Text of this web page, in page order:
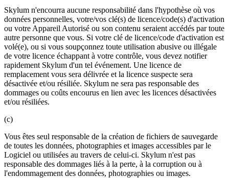
Skylum n'encourra aucune responsabilité dans l'hypothèse où vos
données personnelles, votre/vos clé(s) de licence/code(s) d'activation
ou votre Appareil Autorisé ou son contenu seraient accédés par toute
autre personne que vous. Si votre clé de licence/code d'activation est
volé(e), ou si vous soupçonnez toute utilisation abusive ou illégale
de votre licence échappant à votre contrôle, vous devez notifier
rapidement Skylum d'un tel événement. Une licence de
remplacement vous sera délivrée et la licence suspecte sera
désactivée et/ou résiliée. Skylum ne sera pas responsable des
dommages ou coûts encourus en lien avec les licences désactivées
et/ou résiliées.
(c)
Vous êtes seul responsable de la création de fichiers de sauvegarde
de toutes les données, photographies et images accessibles par le
Logiciel ou utilisées au travers de celui-ci. Skylum n'est pas
responsable des dommages liés à la perte, à la corruption ou à
l'endommagement des données, photographies ou images.